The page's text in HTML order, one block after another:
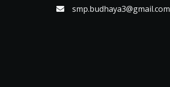
smp.budhaya3@gmail.com